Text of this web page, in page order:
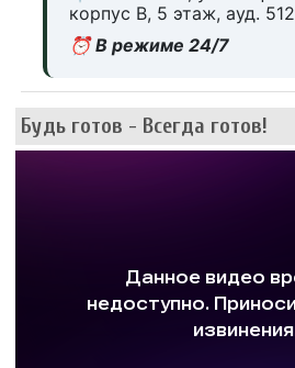
корпус В, 5 этаж, ауд. 512
⏰ В режиме 24/7
Будь готов - Всегда готов!